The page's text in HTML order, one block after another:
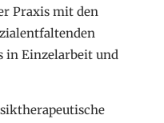
Praxis mit den
in Einzelarbeit und